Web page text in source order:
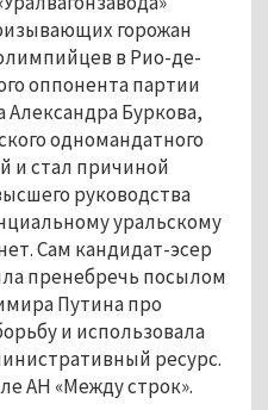
горожан
в Рио-де-
оппонента партии
Александра Буркова,
одномандатного
и стал причиной
руководства
уральскому
Сам кандидат-эсер
пренебречь посылом
Путина про
и использовала
ресурс.
АН «Между строк».